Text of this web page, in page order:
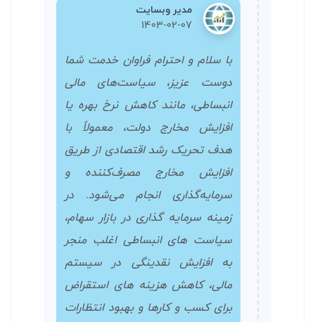
مدیر وبسایت
1403-02-07
با سلام و احترام فراوان خدمت شما
دوست عزیز، سیاست‌های مالی
انبساطی، مانند کاهش نرخ بهره یا
افزایش مخارج دولت، معمولاً با
هدف تحریک رشد اقتصادی از طریق
افزایش مخارج مصرف‌کننده و
سرمایه‌گذاری انجام می‌شود. در
زمینه سرمایه گذاری در بازار سهام،
سیاست های انبساطی اغلب منجر
به افزایش نقدینگی در سیستم
مالی، کاهش هزینه های استقراض
برای کسب و کارها و بهبود انتظارات